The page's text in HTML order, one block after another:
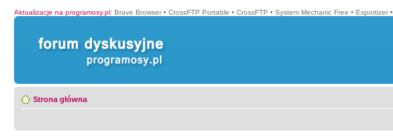
Aktualizacje na programosy.pl: Brave Browser • CrossFTP Portable • CrossFTP • System Mechanic Free • Exportizer •
Strona główna